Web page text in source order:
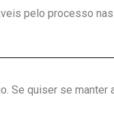
pelo processo
Se quiser se manter